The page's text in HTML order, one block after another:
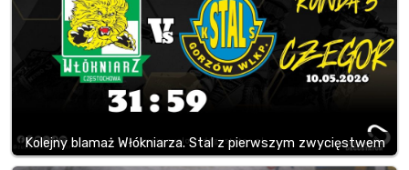
Kolejny blamaż Włókniarza. Stal z pierwszym zwycięstwem